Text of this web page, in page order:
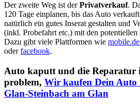
Der zweite Weg ist derPrivatverkauf.
120 Tage einplanen, bis das Auto
natürlich ein gutes Inserat gestalten und
(inkl. Probefahrt etc.) mit den potentiellen
Dazu gibt viele Plattformen wie mobile.de
oderfacebook.
Auto kaputt und die Reparatur
problem, Wir kaufen Dein Auto
Glan-Steinbach am Glan